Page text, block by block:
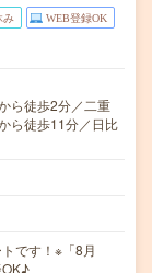
み WEB登録OK
ら徒歩2分／二重
ら徒歩11分／日比
です！※「8月
OK♪